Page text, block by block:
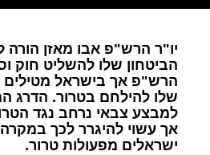
יו"ר הרש"פ אבו מאזן הורה
הביטחון שלו להשליט חוק
הרש"פ אך בישראל
שלו להילחם בטרור. הדרג
למבצע צבאי נרחב נגד
אך עשוי להיגרר לכך
ישראלים מפעולות טרור.